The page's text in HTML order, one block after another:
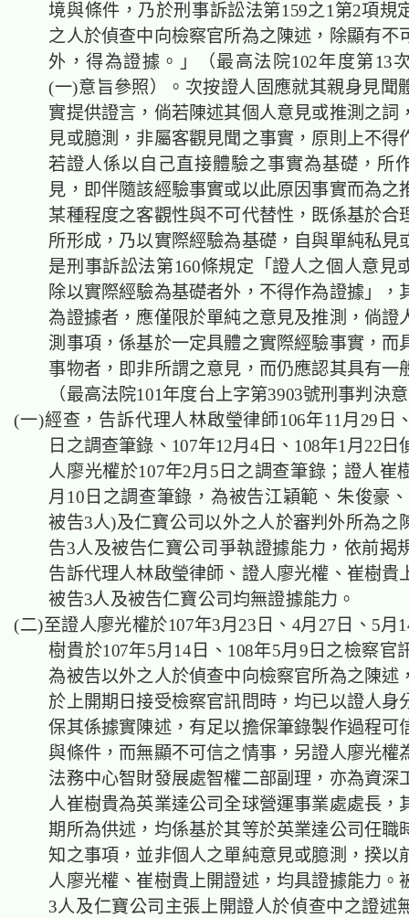
境與條件，乃於刑事訴訟法第159之1第2項規
之人於偵查中向檢察官所為之陳述，除顯有不
外，得為證據。」（最高法院102年度第13
(一)意旨參照）。次按證人固應就其親身見聞
實提供證言，倘若陳述其個人意見或推測之詞
見或臆測，非屬客觀見聞之事實，原則上不得
若證人係以自己直接體驗之事實為基礎，所
見，即伴隨該經驗事實或以此原因事實而為之
某種程度之客觀性與不可代替性，既係基於合
所形成，乃以實際經驗為基礎，自與單純私見
是刑事訴訟法第160條規定「證人之個人意見
除以實際經驗為基礎者外，不得作為證據」，
為證據者，應僅限於單純之意見及推測，倘證
測事項，係基於一定具體之實際經驗事實，而
事物者，即非所謂之意見，而仍應認其具有一
（最高法院101年度台上字第3903號刑事判決
(一)經查，告訴代理人林啟瑩律師106年11月29日
日之調查筆錄、107年12月4日、108年1月22日
人廖光權於107年2月5日之調查筆錄；證人崔
月10日之調查筆錄，為被告江穎範、朱俊豪
被告3人)及仁寶公司以外之人於審判外所為之
告3人及被告仁寶公司爭執證據能力，依前揭
告訴代理人林啟瑩律師、證人廖光權、崔樹貴
被告3人及被告仁寶公司均無證據能力。
(二)至證人廖光權於107年3月23日、4月27日、5月
樹貴於107年5月14日、108年5月9日之檢察官
為被告以外之人於偵查中向檢察官所為之陳述
於上開期日接受檢察官訊問時，均已以證人身
保其係據實陳述，有足以擔保筆錄製作過程可
與條件，而無顯不可信之情事，另證人廖光權
法務中心智財發展處智權二部副理，亦為資深
人崔樹貴為英業達公司全球營運事業處處長，
期所為供述，均係基於其等於英業達公司任職
知之事項，並非個人之單純意見或臆測，揆以
人廖光權、崔樹貴上開證述，均具證據能力。
3人及仁寶公司主張上開證人於偵查中之證述